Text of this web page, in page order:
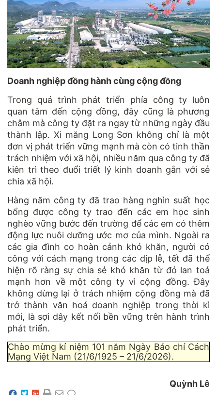
Doanh nghiệp đồng hành cùng cộng đồng
Trong quá trình phát triển phía công ty luôn
quan tâm đến cộng đồng, đây cũng là phương
châm mà công ty đặt ra ngay từ những ngày đầu
thành lập. Xi măng Long Sơn không chỉ là một
đơn vị phát triển vững mạnh mà còn có tinh thần
trách nhiệm với xã hội, nhiều năm qua công ty đã
kiên trì theo đuổi triết lý kinh doanh gắn với sẻ
chia xã hội.
Hàng năm công ty đã trao hàng nghìn suất học
bổng được công ty trao đến các em học sinh
nghèo vững bước đến trường để các em có thêm
động lực nuôi dưỡng ước mơ của mình. Ngoài ra
các gia đình co hoàn cảnh khó khăn, người có
công với cách mạng trong các dịp lễ, tết đã thể
hiện rõ ràng sự chia sẻ khó khăn từ đó lan toả
mạnh hơn về một công ty vì cộng đồng. Đây
không dừng lại ở trách nhiệm cộng đồng mà đã
trở thành văn hoá doanh nghiệp trong thời kì
mới, là sợi dây kết nối bền vững trên hành trình
phát triển.
Chào mừng kỉ niệm 101 năm Ngày Báo chí Cách
Mạng Việt Nam (21/6/1925 – 21/6/2026).
Quỳnh Lê